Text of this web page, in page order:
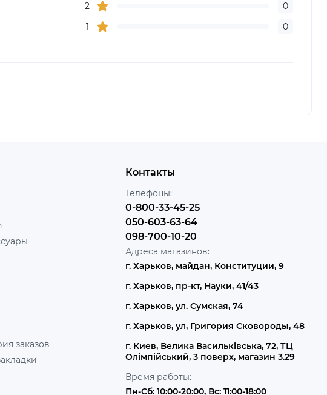
2
0
1
0
заказов
Контакты
Телефоны:
0-800-33-45-25
050-603-63-64
098-700-10-20
Адреса магазинов:
г. Харьков, майдан, Конституции, 9
г. Харьков, пр-кт, Науки, 41/43
г. Харьков, ул. Сумская, 74
г. Харьков, ул, Григория Сковороды, 48
г. Киев, Велика Васильківська, 72, ТЦ
Олімпійський, 3 поверх, магазин 3.29
Время работы:
Пн-Сб: 10:00-20:00, Вс: 11:00-18:00